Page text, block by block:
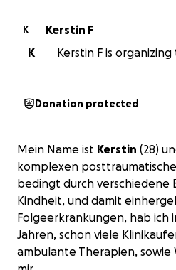
K
Kerstin F
K
Kerstin F is
Donation protected
Mein Name ist Kerstin (28)
komplexen
bedingt durch verschiedene
Kindheit, und damit
Folgeerkrankungen, hab ich
Jahren, schon viele
ambulante Therapien,